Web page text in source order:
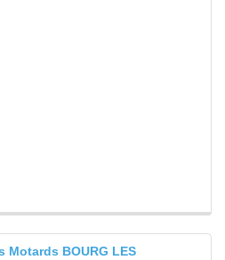
Motards BOURG LES